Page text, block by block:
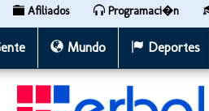
Afiliados Programaci�n
Mundo Deportes